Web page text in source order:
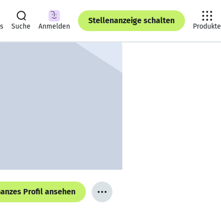
Suche Anmelden
Stellenanzeige schalten
Produkte
Profil ansehen